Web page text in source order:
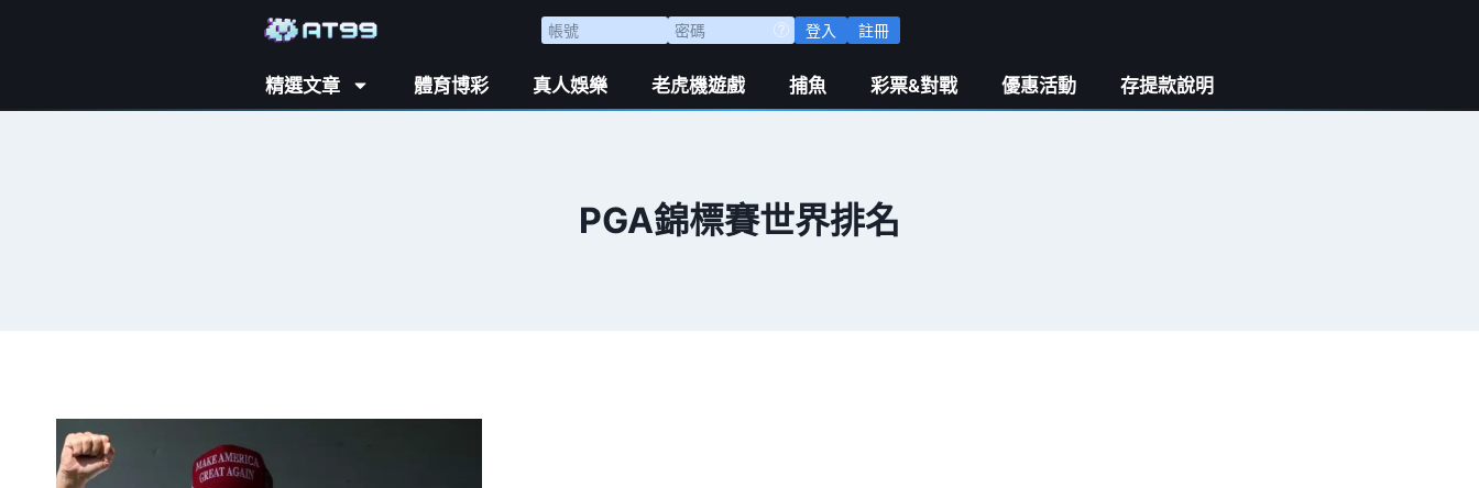
登入 註冊
精選文章 體育博彩 真人娛樂 老虎機遊戲 捕魚 彩票&對戰 優惠活動 存提款說明
PGA錦標賽世界排名